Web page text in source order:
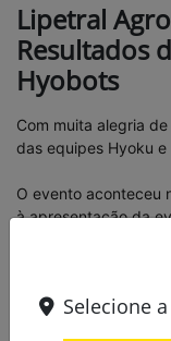
Lipetral
Resultados
Hyobots
Com muita alegria
das equipes Hyoku
O evento aconteceu
à apresentação da
Selecione